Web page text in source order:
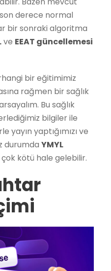
derece normal
bir sonraki algoritma
ve EEAT güncellemesi
bir eğitimimiz
rağmen bir sağlık
Bu sağlık
bilgiler ile
yayın yaptığımızı ve
durumda YMYL
kötü hale gelebilir.